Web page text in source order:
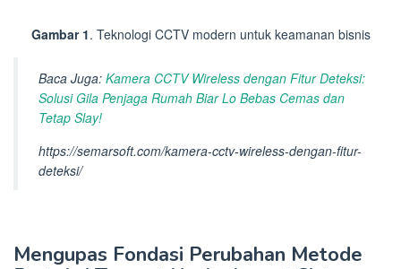
Gambar 1. Teknologi CCTV modern untuk keamanan bisnis
Baca Juga: Kamera CCTV Wireless dengan Fitur Deteksi:
Solusi Gila Penjaga Rumah Biar Lo Bebas Cemas dan
Tetap Slay!
https://semarsoft.com/kamera-cctv-wireless-dengan-fitur-
deteksi/
Mengupas Fondasi Perubahan Metode